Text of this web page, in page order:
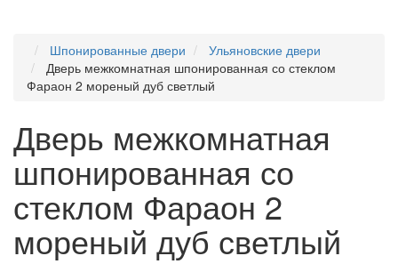
Шпонированные двери
Ульяновские двери
Дверь межкомнатная шпонированная со стеклом
Фараон 2 мореный дуб светлый
Дверь межкомнатная
шпонированная со
стеклом Фараон 2
мореный дуб светлый